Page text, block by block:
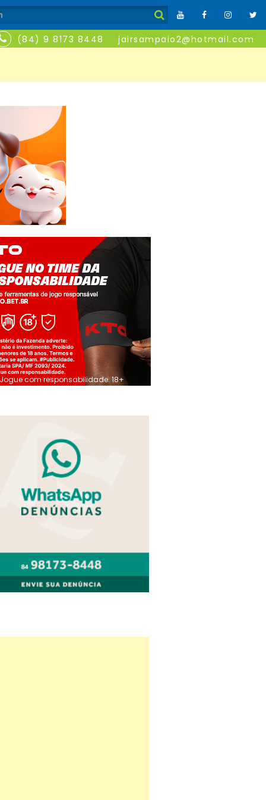
(84) 9 8173 8448 jairsampaio2@hotmail.com
Jogue com responsabilidade. 18+